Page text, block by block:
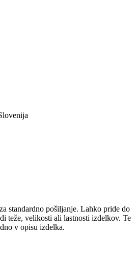
standardno pošiljanje. Lahko pride do
teže, velikosti ali lastnosti izdelkov. Te
v opisu izdelka.